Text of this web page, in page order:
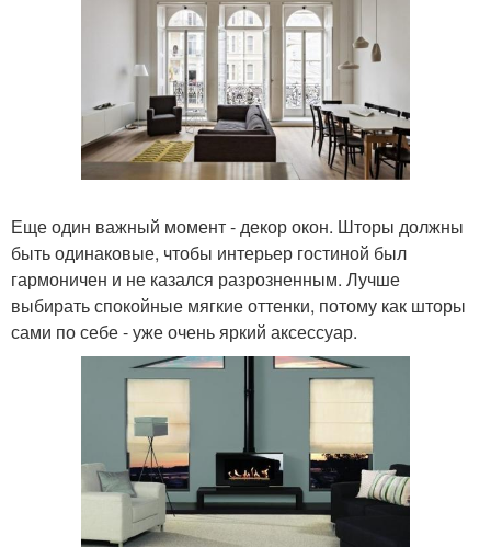
Еще один важный момент - декор окон. Шторы должны
быть одинаковые, чтобы интерьер гостиной был
гармоничен и не казался разрозненным. Лучше
выбирать спокойные мягкие оттенки, потому как шторы
сами по себе - уже очень яркий аксессуар.